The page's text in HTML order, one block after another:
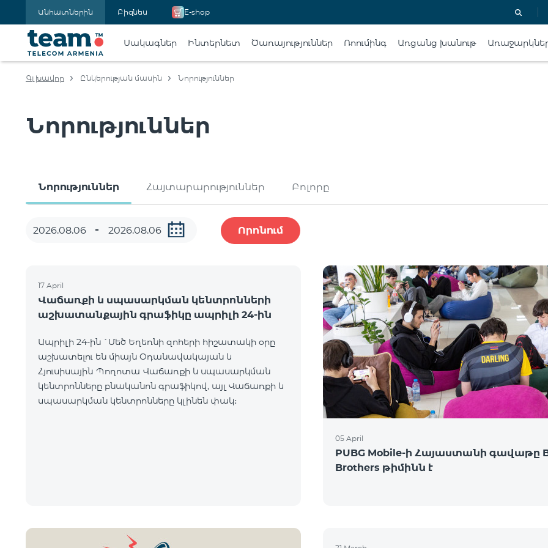
Անհատներին Բիզնես E-shop
Սակագներ Ինտերնետ Ծառայություններ Ռոումինգ Առցանց խանութ
Գլխավոր Ընկերության մասին Նորություններ
Նորություններ
Նորություններ Հայտարարություններ Բոլորը
Որոնում
17 April
Վաճառքի և սպասարկման կենտրոնների
աշխատանքային գրաֆիկը ապրիլի 24-ին
Ապրիլի 24-ին `Մեծ Եղեռնի զոհերի հիշատակի օրը
աշխատելու են միայն Օդանավակայան և
Հյուսիսային Պողոտա Վաճառքի և սպասարկման
կենտրոնները բնականոն գրաֆիկով, այլ Վաճառքի և
սպասարկման կենտրոնները կլինեն փակ։
05 April
PUBG Mobile-ի Հայաստանի գավաթը
Brothers թիմինն է